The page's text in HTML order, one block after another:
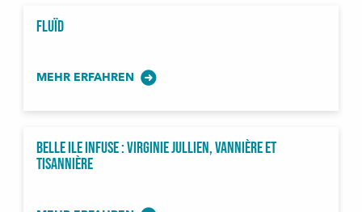
Fluïd
MEHR ERFAHREN
Belle ile infuse : Virginie Jullien, vannière et
tisannière